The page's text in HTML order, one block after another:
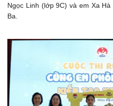
Ngọc Linh (lớp 9C) và em Xa
Ba.